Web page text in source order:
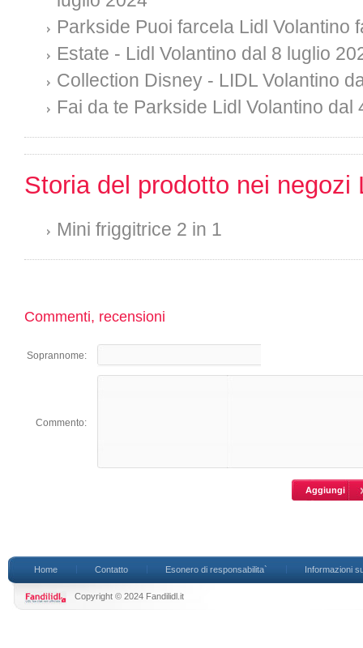
Parkside Puoi farcela Lidl Volantino
Estate - Lidl Volantino dal 8 luglio
Collection Disney - LIDL Volantino
Fai da te Parkside Lidl Volantino dal
Storia del prodotto nei negozi
Mini friggitrice 2 in 1
Commenti, recensioni
Soprannome:
Commento:
Home Contatto Esonero di responsabilita` Informazioni
Copyright © 2024 Fandilidl.it